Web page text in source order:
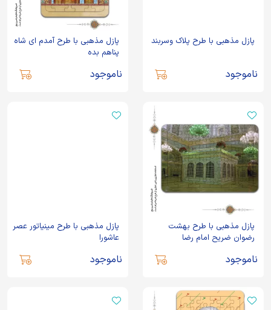
پازل مذهبی با طرح پلاک وسربند
ناموجود
پازل مذهبی با طرح آمدم ای شاه
پناهم بده
ناموجود
پازل مذهبی با طرح بهشت
رضوان ضریح امام رضا
ناموجود
پازل مذهبی با طرح مینیاتور عصر
عاشورا
ناموجود